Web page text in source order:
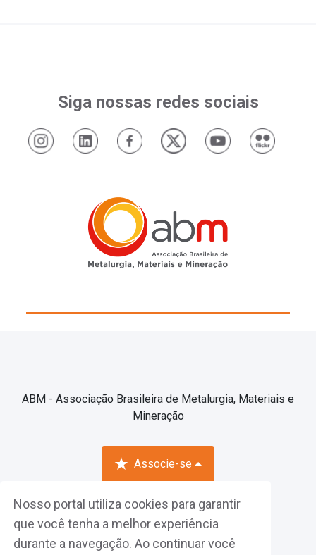
Nosso portal utiliza cookies para garantir
que você tenha a melhor experiência
durante a navegação. Ao continuar você
Siga nossas redes sociais
ABM - Associação Brasileira de Metalurgia, Materiais e
Mineração
Associe-se
Fazer Login